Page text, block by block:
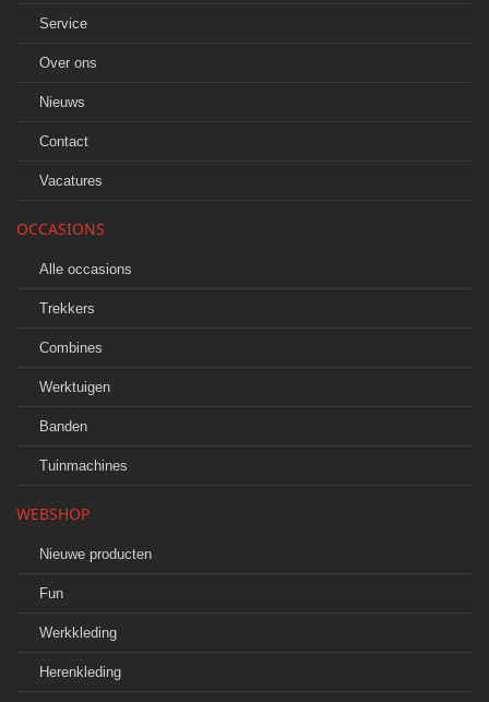
Service
Over ons
Nieuws
Contact
Vacatures
OCCASIONS
Alle occasions
Trekkers
Combines
Werktuigen
Banden
Tuinmachines
WEBSHOP
Nieuwe producten
Fun
Werkkleding
Herenkleding